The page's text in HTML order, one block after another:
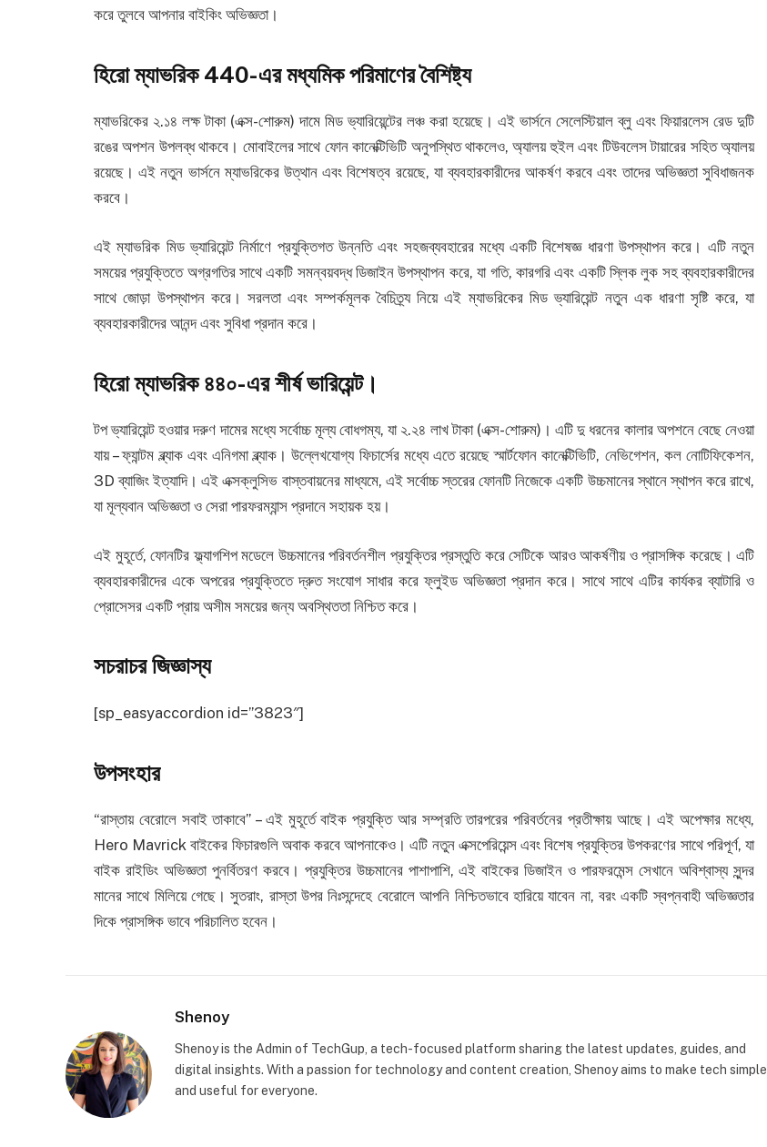
করে তুলবে আপনার বাইকিং অভিজ্ঞতা।
হিরো ম্যাভরিক 440-এর মধ্যমিক পরিমাণের বৈশিষ্ট্য
ম্যাভরিকের ২.১৪ লক্ষ টাকা (এক্স-শোরুম) দামে মিড ভ্যারিয়েন্টের লঞ্চ করা হয়েছে। এই ভার্সনে সেলেস্টিয়াল ব্লু এবং ফিয়ারলেস রেড দুটি
রঙের অপশন উপলব্ধ থাকবে। মোবাইলের সাথে ফোন কানেক্টিভিটি অনুপস্থিত থাকলেও, অ্যালয় হুইল এবং টিউবলেস টায়ারের সহিত অ্যালয়
রয়েছে। এই নতুন ভার্সনে ম্যাভরিকের উত্থান এবং বিশেষত্ব রয়েছে, যা ব্যবহারকারীদের আকর্ষণ করবে এবং তাদের অভিজ্ঞতা সুবিধাজনক
করবে।
এই ম্যাভরিক মিড ভ্যারিয়েন্ট নির্মাণে প্রযুক্তিগত উন্নতি এবং সহজব্যবহারের মধ্যে একটি বিশেষজ্ঞ ধারণা উপস্থাপন করে। এটি নতুন
সময়ের প্রযুক্তিতে অগ্রগতির সাথে একটি সমন্বয়বদ্ধ ডিজাইন উপস্থাপন করে, যা গতি, কারগরি এবং একটি স্লিক লুক সহ ব্যবহারকারীদের
সাথে জোড়া উপস্থাপন করে। সরলতা এবং সম্পর্কমূলক বৈচিত্র্য নিয়ে এই ম্যাভরিকের মিড ভ্যারিয়েন্ট নতুন এক ধারণা সৃষ্টি করে, যা
ব্যবহারকারীদের আনন্দ এবং সুবিধা প্রদান করে।
হিরো ম্যাভরিক ৪৪০-এর শীর্ষ ভারিয়েন্ট।
টপ ভ্যারিয়েন্ট হওয়ার দরুণ দামের মধ্যে সর্বোচ্চ মূল্য বোধগম্য, যা ২.২৪ লাখ টাকা (এক্স-শোরুম)। এটি দু ধরনের কালার অপশনে বেছে নেওয়া
যায় – ফ্যান্টম ব্ল্যাক এবং এনিগমা ব্ল্যাক। উল্লেখযোগ্য ফিচার্সের মধ্যে এতে রয়েছে স্মার্টফোন কানেক্টিভিটি, নেভিগেশন, কল নোটিফিকেশন,
3D ব্যাজিং ইত্যাদি। এই এক্সক্লুসিভ বাস্তবায়নের মাধ্যমে, এই সর্বোচ্চ স্তরের ফোনটি নিজেকে একটি উচ্চমানের স্থানে স্থাপন করে রাখে,
যা মূল্যবান অভিজ্ঞতা ও সেরা পারফরম্যান্স প্রদানে সহায়ক হয়।
এই মুহূর্তে, ফোনটির ফ্ল্যাগশিপ মডেলে উচ্চমানের পরিবর্তনশীল প্রযুক্তির প্রস্তুতি করে সেটিকে আরও আকর্ষণীয় ও প্রাসঙ্গিক করেছে। এটি
ব্যবহারকারীদের একে অপরের প্রযুক্তিতে দ্রুত সংযোগ সাধার করে ফ্লুইড অভিজ্ঞতা প্রদান করে। সাথে সাথে এটির কার্যকর ব্যাটারি ও
প্রোসেসর একটি প্রায় অসীম সময়ের জন্য অবস্থিততা নিশ্চিত করে।
সচরাচর জিজ্ঞাস্য
[sp_easyaccordion id=”3823″]
উপসংহার
“রাস্তায় বেরোলে সবাই তাকাবে” – এই মুহূর্তে বাইক প্রযুক্তি আর সম্প্রতি তারপরের পরিবর্তনের প্রতীক্ষায় আছে। এই অপেক্ষার মধ্যে,
Hero Mavrick বাইকের ফিচারগুলি অবাক করবে আপনাকেও। এটি নতুন এক্সপেরিয়েন্স এবং বিশেষ প্রযুক্তির উপকরণের সাথে পরিপূর্ণ, যা
বাইক রাইডিং অভিজ্ঞতা পুনর্বিতরণ করবে। প্রযুক্তির উচ্চমানের পাশাপাশি, এই বাইকের ডিজাইন ও পারফরমেন্স সেখানে অবিশ্বাস্য সুন্দর
মানের সাথে মিলিয়ে গেছে। সুতরাং, রাস্তা উপর নিঃসন্দেহে বেরোলে আপনি নিশ্চিতভাবে হারিয়ে যাবেন না, বরং একটি স্বপ্নবাহী অভিজ্ঞতার
দিকে প্রাসঙ্গিক ভাবে পরিচালিত হবেন।
Shenoy
Shenoy is the Admin of TechGup, a tech-focused platform sharing the latest updates, guides, and
digital insights. With a passion for technology and content creation, Shenoy aims to make tech simple
and useful for everyone.